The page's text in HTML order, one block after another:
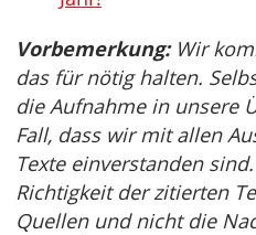
Vorbemerkung:Wir
das für nötig halten.
die Aufnahme in unsere
Fall, dass wir mit allen
Texte einverstanden
Richtigkeit der zitierten
Quellen und nicht die